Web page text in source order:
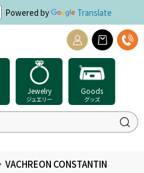
Powered by Translate
Jewelry
ジュエリー
Goods
グッズ
VACHREON CONSTANTIN